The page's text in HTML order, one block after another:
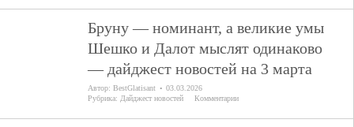
Бруну — номинант, а великие умы
Шешко и Далот мыслят одинаково
— дайджест новостей на 3 марта
Автор:BestGlatisant
03.03.2026
Рубрика:Дайджест новостей Комментарии